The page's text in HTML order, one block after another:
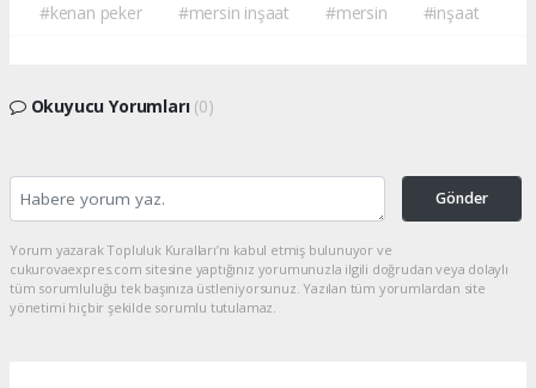
#kenan peker #mersin inşaat #mersin #inşaat
Okuyucu Yorumları (0)
Gönder
Yorum yazarak Topluluk Kuralları’nı kabul etmiş bulunuyor ve
cukurovaexpres.com sitesine yaptığınız yorumunuzla ilgili doğrudan veya dolaylı
tüm sorumluluğu tek başınıza üstleniyorsunuz. Yazılan tüm yorumlardan site
yönetimi hiçbir şekilde sorumlu tutulamaz.